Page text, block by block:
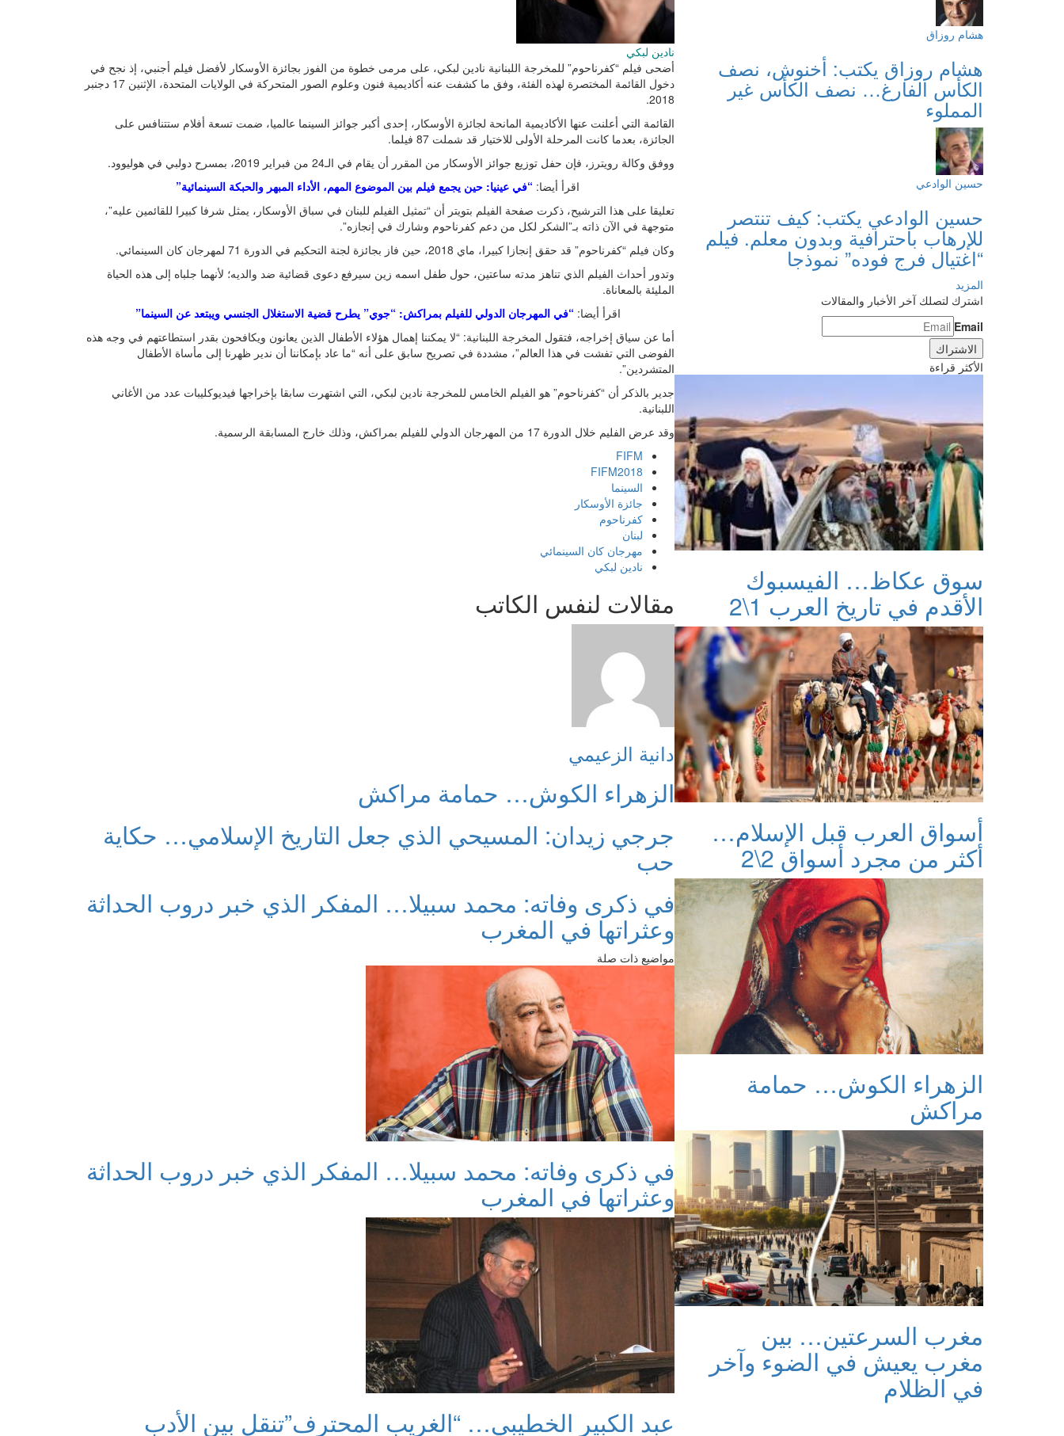
نادين لبكي
أضحى فيلم “كفرناحوم” للمخرجة اللبنانية نادين لبكي، على مرمى خطوة من الفوز بجائزة الأوسكار لأفضل فيلم أجنبي، إذ نجح في
دخول القائمة المختصرة لهذه الفئة، وفق ما كشفت عنه أكاديمية فنون وعلوم الصور المتحركة في الولايات المتحدة، الإثنين 17 دجنبر
2018.
القائمة التي أعلنت عنها الأكاديمية المانحة لجائزة الأوسكار، إحدى أكبر جوائز السينما عالميا، ضمت تسعة أفلام ستتنافس على
الجائزة، بعدما كانت المرحلة الأولى للاختيار قد شملت 87 فيلما.
ووفق وكالة رويترز، فإن حفل توزيع جوائز الأوسكار من المقرر أن يقام في الـ24 من فبراير 2019، بمسرح دولبي في هوليوود.
اقرأ أيضا: “في عينيا: حين يجمع فيلم بين الموضوع المهم، الأداء المبهر والحبكة السينمائية”
تعليقا على هذا الترشيح، ذكرت صفحة الفيلم بتويتر أن “تمثيل الفيلم للبنان في سباق الأوسكار، يمثل شرفا كبيرا للقائمين عليه”،
متوجهة في الآن ذاته بـ”الشكر لكل من دعم كفرناحوم وشارك في إنجازه”.
وكان فيلم “كفرناحوم” قد حقق إنجازا كبيرا، ماي 2018، حين فاز بجائزة لجنة التحكيم في الدورة 71 لمهرجان كان السينمائي.
وتدور أحداث الفيلم الذي تناهز مدته ساعتين، حول طفل اسمه زين سيرفع دعوى قضائية ضد والديه؛ لأنهما جلباه إلى هذه الحياة
المليئة بالمعاناة.
اقرأ أيضا: “في المهرجان الدولي للفيلم بمراكش: “جوي” يطرح قضية الاستغلال الجنسي ويبتعد عن السينما”
أما عن سياق إخراجه، فتقول المخرجة اللبنانية: “لا يمكننا إهمال هؤلاء الأطفال الذين يعانون ويكافحون بقدر استطاعتهم في وجه هذه
الفوضى التي تفشت في هذا العالم”، مشددة في تصريح سابق على أنه “ما عاد بإمكاننا أن ندير ظهرنا إلى مأساة الأطفال
المتشردين”.
جدير بالذكر أن “كفرناحوم” هو الفيلم الخامس للمخرجة نادين لبكي، التي اشتهرت سابقا بإخراجها فيديوكليبات عدد من الأغاني
اللبنانية.
وقد عرض الفليم خلال الدورة 17 من المهرجان الدولي للفيلم بمراكش، وذلك خارج المسابقة الرسمية.
FIFM
FIFM2018
السينما
جائزة الأوسكار
كفرناحوم
لبنان
مهرجان كان السينمائي
نادين لبكي
مقالات لنفس الكاتب
دانية الزعيمي
الزهراء الكوش… حمامة مراكش
جرجي زيدان: المسيحي الذي جعل التاريخ الإسلامي… حكاية
حب
في ذكرى وفاته: محمد سبيلا… المفكر الذي خبر دروب الحداثة
وعثراتها في المغرب
مواضيع ذات صلة
في ذكرى وفاته: محمد سبيلا… المفكر الذي خبر دروب الحداثة
وعثراتها في المغرب
عبد الكبير الخطيبي… “الغريب المحترف”تنقل بين الأدب
هشام روزاق
هشام روزاق يكتب: أخنوش، نصف
الكأس الفارغ… نصف الكأس غير
المملوء
حسين الوادعي
حسين الوادعي يكتب: كيف تنتصر
للإرهاب باحترافية وبدون معلم. فيلم
“اغتيال فرج فوده” نموذجا
المزيد
اشترك لتصلك آخر الأخبار والمقالات
Email
الأكثر قراءة
سوق عكاظ… الفيسبوك
الأقدم في تاريخ العرب 1\2
أسواق العرب قبل الإسلام…
أكثر من مجرد أسواق 2\2
الزهراء الكوش… حمامة
مراكش
مغرب السرعتين… بين
مغرب يعيش في الضوء وآخر
في الظلام